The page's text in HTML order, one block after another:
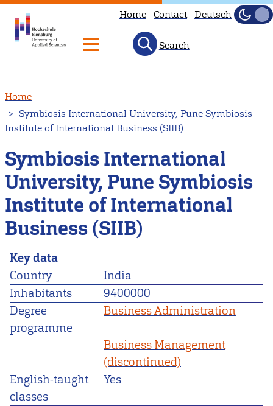
to
main
Home Contact Deutsch
Dark
Light
Search
Home
Symbiosis International University, Pune Symbiosis
Institute of International Business (SIIB)
Symbiosis International
University, Pune Symbiosis
Institute of International
Business (SIIB)
Key data
Country
India
Inhabitants
9400000
Degree
programme
Business Administration
Business Management
(discontinued)
English-taught
classes
Yes